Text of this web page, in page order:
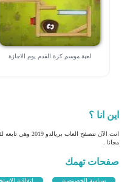
لعبة موسم كرة القدم يوم الاجازة
اين انا ؟
انت الآن تتصفح
مجانا .
صفحات تهمك
سياسة الخصوصية اتفاقية